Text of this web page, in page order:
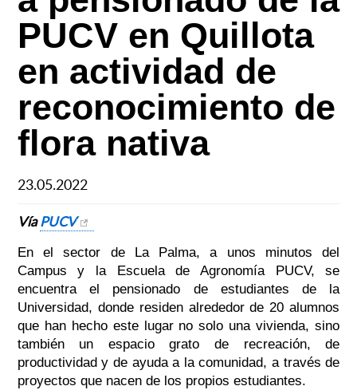
PUCV en Quillota
en actividad de
reconocimiento de
flora nativa
23.05.2022
VíaPUCV
En el sector de La Palma, a unos minutos del
Campus y la Escuela de Agronomía PUCV, se
encuentra el pensionado de estudiantes de la
Universidad, donde residen alrededor de 20 alumnos
que han hecho este lugar no solo una vivienda, sino
también un espacio grato de recreación, de
productividad y de ayuda a la comunidad, a través de
proyectos que nacen de los propios estudiantes.